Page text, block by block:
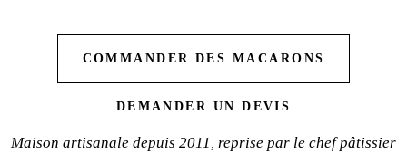
COMMANDER DES MACARONS
DEMANDER UN DEVIS
Maison artisanale depuis 2011, reprise par le chef pâtissier